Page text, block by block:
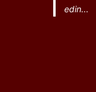
edin...